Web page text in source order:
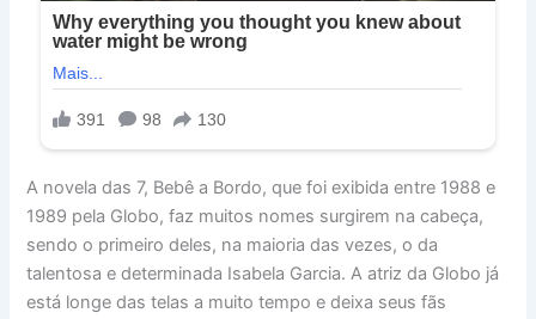
A novela das 7, Bebê a Bordo, que foi exibida entre 1988 e
1989 pela Globo, faz muitos nomes surgirem na cabeça,
sendo o primeiro deles, na maioria das vezes, o da
talentosa e determinada Isabela Garcia. A atriz da Globo já
está longe das telas a muito tempo e deixa seus fãs